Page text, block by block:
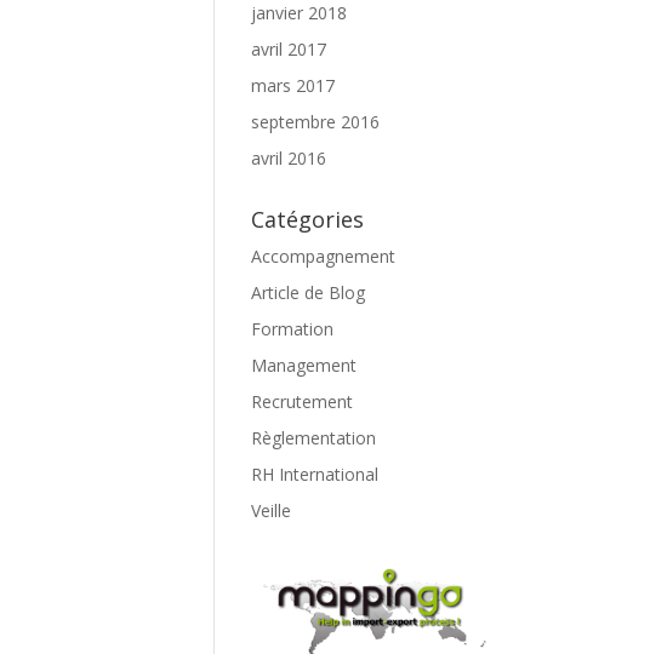
janvier 2018
avril 2017
mars 2017
septembre 2016
avril 2016
Catégories
Accompagnement
Article de Blog
Formation
Management
Recrutement
Règlementation
RH International
Veille